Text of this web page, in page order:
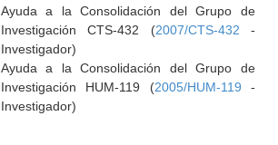
Ayuda a la Consolidación del Grupo de
Investigación CTS-432 (2007/CTS-432 -
Investigador)
Ayuda a la Consolidación del Grupo de
Investigación HUM-119 (2005/HUM-119 -
Investigador)